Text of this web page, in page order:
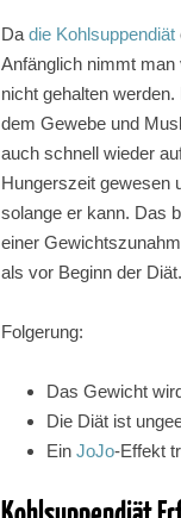
Da die Kohlsuppendiät
Anfänglich nimmt
nicht gehalten
dem Gewebe und
auch schnell wieder
Hungerszeit gewesen
solange er kann. Das
einer
als vor Beginn der Diät.
Folgerung:
Das Gewicht
Die Diät ist
Ein JoJo-Effekt